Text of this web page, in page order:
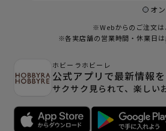
オ
※Webからのご注文は
※各実店舗の営業時間・休業日は
ホビーラホビーレ
公式アプリで最新情報を
サクサク見られて、楽しい